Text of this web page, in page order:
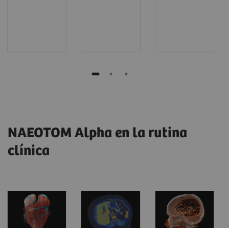
NAEOTOM Alpha en la rutina
clínica